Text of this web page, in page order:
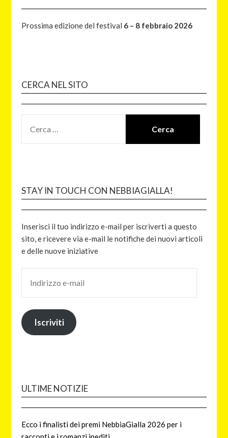
Prossima edizione del festival 6 – 8 febbraio 2026
CERCA NEL SITO
STAY IN TOUCH CON NEBBIAGIALLA!
Inserisci il tuo indirizzo e-mail per iscriverti a questo
sito, e ricevere via e-mail le notifiche dei nuovi articoli
e delle nuove iniziative
Iscriviti
ULTIME NOTIZIE
Ecco i finalisti dei premi NebbiaGialla 2026 per i